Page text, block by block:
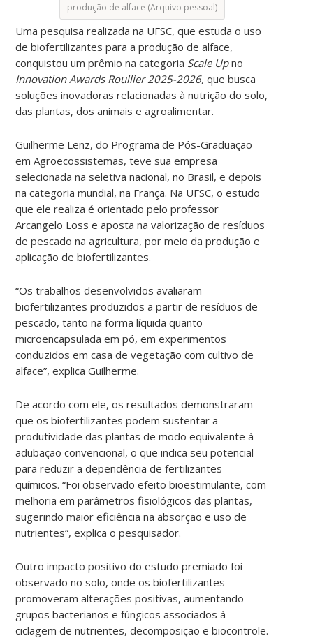
produção de alface (Arquivo pessoal)
Uma pesquisa realizada na UFSC, que estuda o uso
de biofertilizantes para a produção de alface,
conquistou um prêmio na categoria Scale Upno
Innovation Awards Roullier 2025-2026, que busca
soluções inovadoras relacionadas à nutrição do solo,
das plantas, dos animais e agroalimentar.
Guilherme Lenz, do Programa de Pós-Graduação
em Agroecossistemas, teve sua empresa
selecionada na seletiva nacional, no Brasil, e depois
na categoria mundial, na França. Na UFSC, o estudo
que ele realiza é orientado pelo professor
Arcangelo Loss e aposta na valorização de resíduos
de pescado na agricultura, por meio da produção e
aplicação de biofertilizantes.
“Os trabalhos desenvolvidos avaliaram
biofertilizantes produzidos a partir de resíduos de
pescado, tanto na forma líquida quanto
microencapsulada em pó, em experimentos
conduzidos em casa de vegetação com cultivo de
alface”, explica Guilherme.
De acordo com ele, os resultados demonstraram
que os biofertilizantes podem sustentar a
produtividade das plantas de modo equivalente à
adubação convencional, o que indica seu potencial
para reduzir a dependência de fertilizantes
químicos. “Foi observado efeito bioestimulante, com
melhoria em parâmetros fisiológicos das plantas,
sugerindo maior eficiência na absorção e uso de
nutrientes”, explica o pesquisador.
Outro impacto positivo do estudo premiado foi
observado no solo, onde os biofertilizantes
promoveram alterações positivas, aumentando
grupos bacterianos e fúngicos associados à
ciclagem de nutrientes, decomposição e biocontrole.